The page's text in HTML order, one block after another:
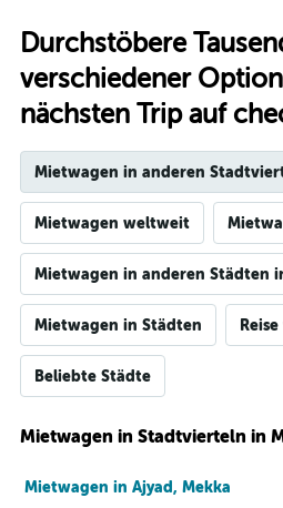
Durchstöbere
verschiedener
nächsten Trip auf
Mietwagen in anderen
Mietwagen weltweit
Mietwagen in anderen Städten
Mietwagen in Städten
Beliebte Städte
Mietwagen in Stadtvierteln in
Mietwagen in Ajyad, Mekka